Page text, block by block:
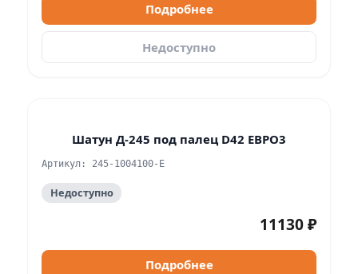
Подробнее
Недоступно
Шатун Д-245 под палец D42 ЕВРО3
Артикул: 245-1004100-Е
Недоступно
11130 ₽
Подробнее